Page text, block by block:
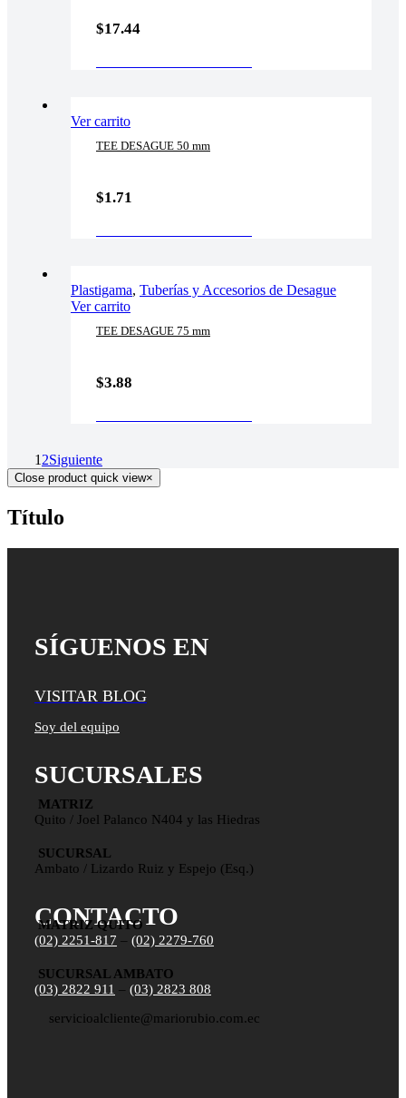
$17.44
Ver carrito
TEE DESAGUE 50 mm
$1.71
Plastigama, Tuberías y Accesorios de Desague
Ver carrito
TEE DESAGUE 75 mm
$3.88
1 2Siguiente
Close product quick view×
Título
SÍGUENOS EN
VISITAR BLOG
Soy del equipo
SUCURSALES
MATRIZ
Quito / Joel Palanco N404 y las Hiedras
SUCURSAL
Ambato / Lizardo Ruiz y Espejo (Esq.)
CONTACTO
MATRIZ QUITO
(02) 2251-817 – (02) 2279-760
SUCURSAL AMBATO
(03) 2822 911 – (03) 2823 808
servicioalcliente@mariorubio.com.ec